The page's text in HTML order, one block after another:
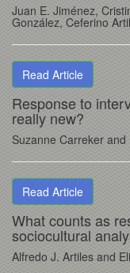
Juan E. Jiménez,
González, Ceferino
Read Article
Response to
really new?
Suzanne Carreker
Read Article
What counts as
sociocultural
Alfredo J. Artiles and